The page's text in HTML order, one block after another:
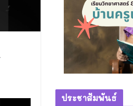
ประชาสัมพันธ์